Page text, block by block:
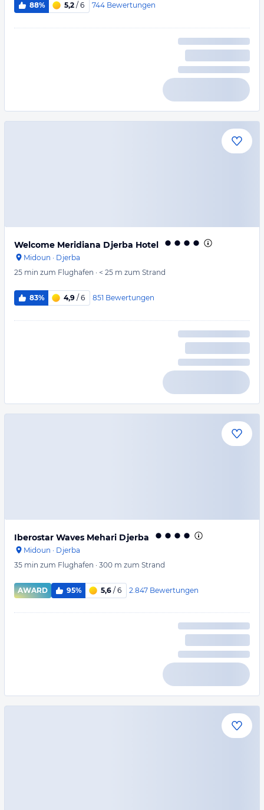
88% 5,2 / 6 744 Bewertungen
Welcome Meridiana Djerba Hotel
Midoun · Djerba
25 min zum Flughafen · < 25 m zum Strand
83% 4,9 / 6 851 Bewertungen
Iberostar Waves Mehari Djerba
Midoun · Djerba
35 min zum Flughafen · 300 m zum Strand
AWARD 95% 5,6 / 6 2.847 Bewertungen